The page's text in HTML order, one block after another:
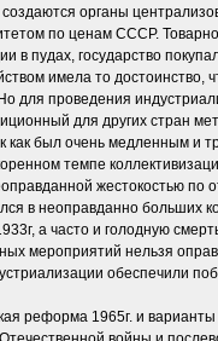
создаются органы
по ценам СССР.
в пудах, государство
имела то достоинство,
для проведения
для других стран
как был очень медленным и
темпе
жестокостью по
в неоправданно больших
а часто и голодную
мероприятий нельзя
обеспечили
реформа 1965г. и